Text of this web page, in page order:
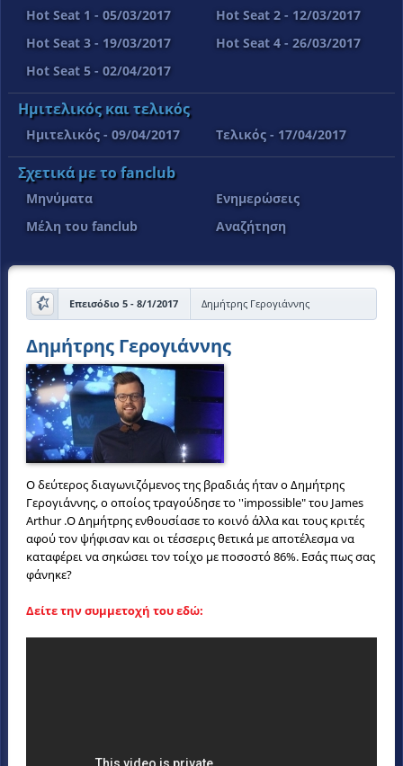
Hot Seat 1 - 05/03/2017
Hot Seat 2 - 12/03/2017
Hot Seat 3 - 19/03/2017
Hot Seat 4 - 26/03/2017
Hot Seat 5 - 02/04/2017
Ημιτελικός και τελικός
Ημιτελικός - 09/04/2017 Τελικός - 17/04/2017
Σχετικά με το fanclub
Μηνύματα
Ενημερώσεις
Μέλη του fanclub
Αναζήτηση
Επεισόδιο 5 - 8/1/2017 Δημήτρης Γερογιάννης
Δημήτρης Γερογιάννης
Ο δεύτερος διαγωνιζόμενος της βραδιάς ήταν ο Δημήτρης
Γερογιάννης, ο οποίος τραγούδησε το ''impossible" του James
Arthur .Ο Δημήτρης ενθουσίασε το κοινό άλλα και τους κριτές
αφού τον ψήφισαν και οι τέσσερις θετικά με αποτέλεσμα να
καταφέρει να σηκώσει τον τοίχο με ποσοστό 86%. Εσάς πως σας
φάνηκε?
Δείτε την συμμετοχή του εδώ: